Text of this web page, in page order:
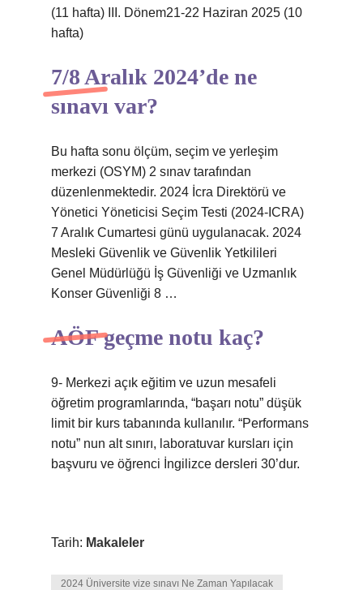
(11 hafta) III. Dönem21-22 Haziran 2025 (10
hafta)
7/8 Aralık 2024’de ne
sınavı var?
Bu hafta sonu ölçüm, seçim ve yerleşim
merkezi (OSYM) 2 sınav tarafından
düzenlenmektedir. 2024 İcra Direktörü ve
Yönetici Yöneticisi Seçim Testi (2024-ICRA)
7 Aralık Cumartesi günü uygulanacak. 2024
Mesleki Güvenlik ve Güvenlik Yetkilileri
Genel Müdürlüğü İş Güvenliği ve Uzmanlık
Konser Güvenliği 8 …
AÖF geçme notu kaç?
9- Merkezi açık eğitim ve uzun mesafeli
öğretim programlarında, “başarı notu” düşük
limit bir kurs tabanında kullanılır. “Performans
notu” nun alt sınırı, laboratuvar kursları için
başvuru ve öğrenci İngilizce dersleri 30’dur.
Tarih: Makaleler
2024 Üniversite vize sınavı Ne Zaman Yapılacak